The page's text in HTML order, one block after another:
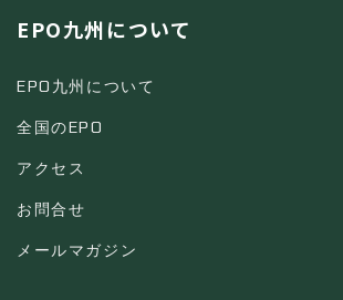
EPO九州について
EPO九州について
全国のEPO
アクセス
お問合せ
メールマガジン